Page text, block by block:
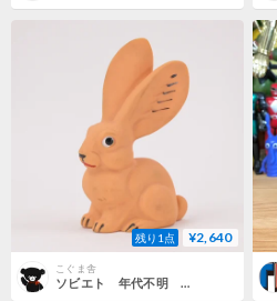
残り1点 ¥2,640
こぐま舎
ソビエト 年代不明 うすだいだい色のうさぎ２ ソフビ 人形 高さ13.5cm